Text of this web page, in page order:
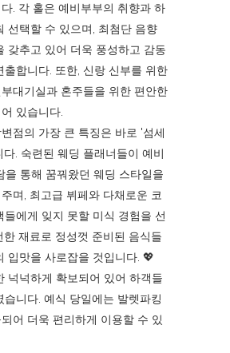
. 각 홀은 예비부부의 취향과 하
선택할 수 있으며, 최첨단 음향
갖추고 있어 더욱 풍성하고 감동
출합니다. 또한, 신랑 신부를 위한
대기실과 혼주들을 위한 편안한
있습니다.
점의 가장 큰 특징은 바로 '섬세
다. 숙련된 웨딩 플래너들이 예비
을 통해 꿈꿔왔던 웨딩 스타일을
며, 최고급 뷔페와 다채로운 코
들에게 잊지 못할 미식 경험을 선
한 재료로 정성껏 준비된 음식들
입맛을 사로잡을 것입니다. 💖
넉넉하게 확보되어 있어 하객들
습니다. 예식 당일에는 발렛파킹
어 더욱 편리하게 이용할 수 있